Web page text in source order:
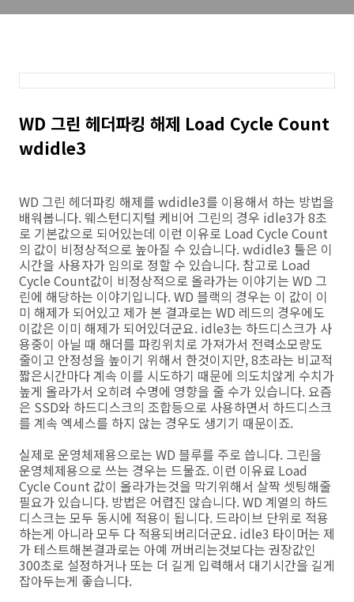
WD 그린 헤더파킹 해제 Load Cycle Count
wdidle3
WD 그린 헤더파킹 해제를 wdidle3를 이용해서 하는 방법을
배워봅니다. 웨스턴디지털 케비어 그린의 경우 idle3가 8초
로 기본값으로 되어있는데 이런 이유로 Load Cycle Count
의 값이 비정상적으로 높아질 수 있습니다. wdidle3 툴은 이
시간을 사용자가 임의로 정할 수 있습니다. 참고로 Load
Cycle Count값이 비정상적으로 올라가는 이야기는 WD 그
린에 해당하는 이야기입니다. WD 블랙의 경우는 이 값이 이
미 해제가 되어있고 제가 본 결과로는 WD 레드의 경우에도
이값은 이미 해제가 되어있더군요. idle3는 하드디스크가 사
용중이 아닐 때 해더를 파킹위치로 가져가서 전력소모량도
줄이고 안정성을 높이기 위해서 한것이지만, 8초라는 비교적
짧은시간마다 계속 이를 시도하기 때문에 의도치않게 수치가
높게 올라가서 오히려 수명에 영향을 줄 수가 있습니다. 요즘
은 SSD와 하드디스크의 조합등으로 사용하면서 하드디스크
를 계속 엑세스를 하지 않는 경우도 생기기 때문이죠.
실제로 운영체제용으로는 WD 블루를 주로 씁니다. 그린을
운영체제용으로 쓰는 경우는 드물죠. 이런 이유료 Load
Cycle Count 값이 올라가는것을 막기위해서 살짝 셋팅해줄
필요가 있습니다. 방법은 어렵진 않습니다. WD 계열의 하드
디스크는 모두 동시에 적용이 됩니다. 드라이브 단위로 적용
하는게 아니라 모두 다 적용되버리더군요. idle3 타이머는 제
가 테스트해본결과로는 아예 꺼버리는것보다는 권장값인
300초로 설정하거나 또는 더 길게 입력해서 대기시간을 길게
잡아두는게 좋습니다.